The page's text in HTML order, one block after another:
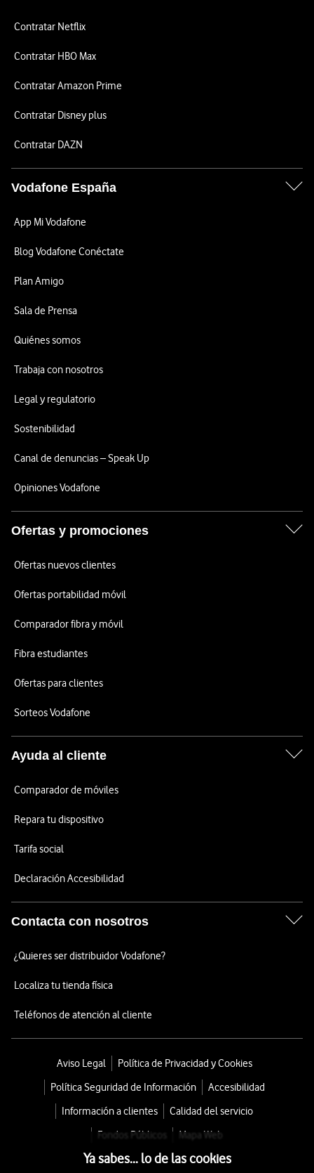
Contratar Netflix
Contratar HBO Max
Contratar Amazon Prime
Contratar Disney plus
Contratar DAZN
Vodafone España
App Mi Vodafone
Blog Vodafone Conéctate
Plan Amigo
Sala de Prensa
Quiénes somos
Trabaja con nosotros
Legal y regulatorio
Sostenibilidad
Canal de denuncias – Speak Up
Opiniones Vodafone
Ofertas y promociones
Ofertas nuevos clientes
Ofertas portabilidad móvil
Comparador fibra y móvil
Fibra estudiantes
Ofertas para clientes
Sorteos Vodafone
Ayuda al cliente
Comparador de móviles
Repara tu dispositivo
Tarifa social
Declaración Accesibilidad
Contacta con nosotros
¿Quieres ser distribuidor Vodafone?
Localiza tu tienda física
Teléfonos de atención al cliente
Aviso Legal
Política de Privacidad y Cookies
Política Seguridad de Información
Accesibilidad
Información a clientes
Calidad del servicio
Fondos Públicos
Mapa Web
Ya sabes... lo de las cookies